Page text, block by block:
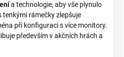
a technologie, aby vše plynulo
tenkými rámečky zlepšuje
při konfiguraci s více monitory.
především v akčních hrách a